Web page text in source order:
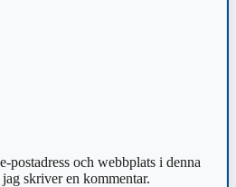
postadress och webbplats i denna
skriver en kommentar.